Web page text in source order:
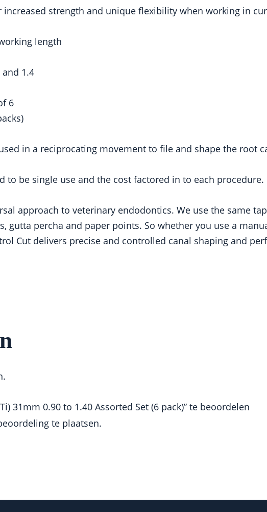
strength and unique flexibility when working in
length
and 1.4
6
in a reciprocating movement to file and shape the root
to be single use and the cost factored in to each procedure.
approach to veterinary endodontics. We use the same
gutta percha and paper points. So whether you use a
Cut delivers precise and controlled canal shaping and
31mm 0.90 to 1.40 Assorted Set (6 pack)” te beoordelen
te plaatsen.